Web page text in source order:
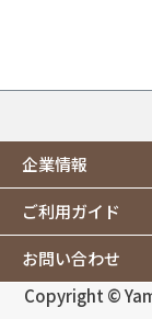
企業情報
ご利用ガイド
お問い合わせ
Copyright ©